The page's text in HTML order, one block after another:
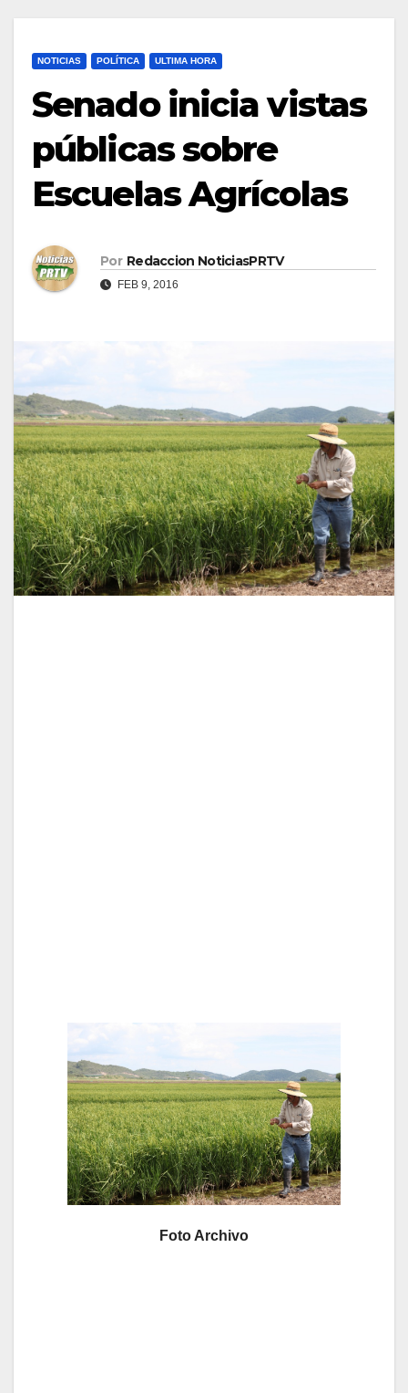
NOTICIAS POLÍTICA ULTIMA HORA
Senado inicia vistas
públicas sobre
Escuelas Agrícolas
Por Redaccion NoticiasPRTV
FEB 9, 2016
Foto Archivo